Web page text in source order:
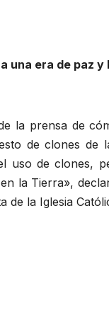
una era de paz
la prensa de
de clones de
uso de clones,
la Tierra»,
de la Iglesia